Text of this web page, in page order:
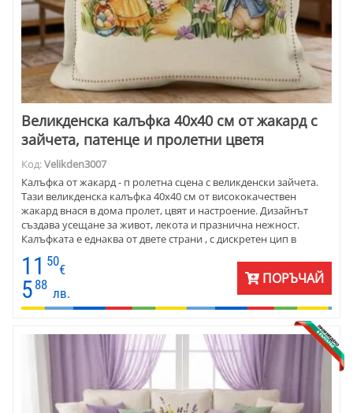
Великденска калъфка 40х40 см от жакард с
зайчета, патенце и пролетни цветя
Код:Velikden3007
Калъфка от жакард - п ролетна сцена с великденски зайчета.
Тази великденска калъфка 40х40 см от висококачествен
жакард внася в дома пролет, цвят и настроение. Дизайнът
създава усещане за живот, лекота и празнична нежност.
Калъфката е еднаква от двете страни , с дискретен цип в
долния ръб и лесна поддръжка . Жакардовата материя от
памук и полиестер съчетава естествено излъчване и
устойчивост.
11 50
€
5 88
лв.
ПОРЪЧАЙ